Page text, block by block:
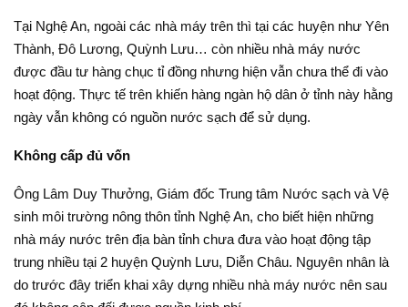
Tại Nghệ An, ngoài các nhà máy trên thì tại các huyện như Yên
Thành, Đô Lương, Quỳnh Lưu… còn nhiều nhà máy nước
được đầu tư hàng chục tỉ đồng nhưng hiện vẫn chưa thể đi vào
hoạt động. Thực tế trên khiến hàng ngàn hộ dân ở tỉnh này hằng
ngày vẫn không có nguồn nước sạch để sử dụng.
Không cấp đủ vốn
Ông Lâm Duy Thưởng, Giám đốc Trung tâm Nước sạch và Vệ
sinh môi trường nông thôn tỉnh Nghệ An, cho biết hiện những
nhà máy nước trên địa bàn tỉnh chưa đưa vào hoạt động tập
trung nhiều tại 2 huyện Quỳnh Lưu, Diễn Châu. Nguyên nhân là
do trước đây triển khai xây dựng nhiều nhà máy nước nên sau